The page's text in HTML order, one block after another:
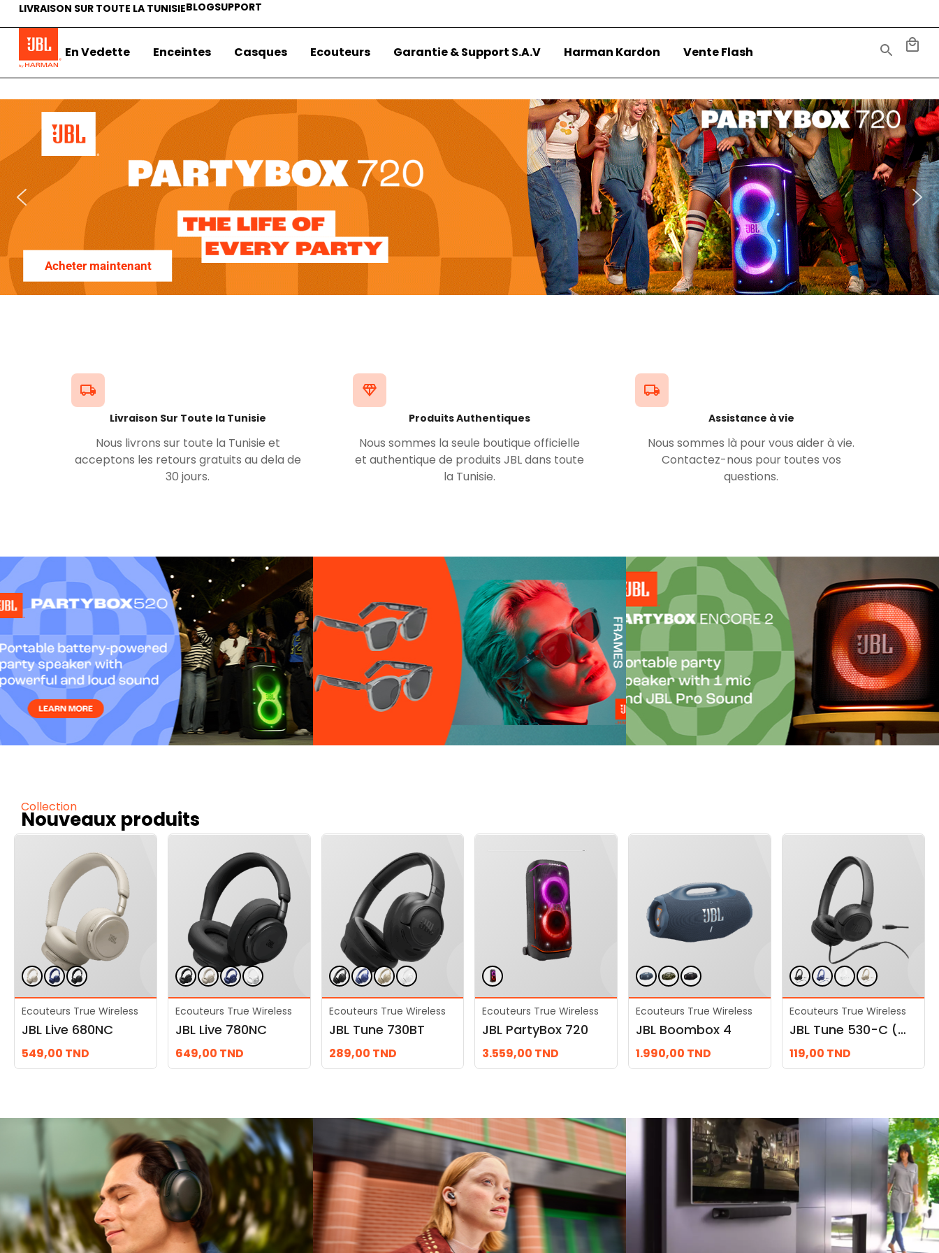
LIVRAISON SUR TOUTE LA TUNISIEBLOGSUPPORT
En Vedette Enceintes Casques Ecouteurs Garantie & Support S.A.V Harman Kardon Vente Flash
Acheter maintenant
Livraison Sur Toute la Tunisie
Nous livrons sur toute la Tunisie et
acceptons les retours gratuits au dela de
30 jours.
Produits Authentiques
Nous sommes la seule boutique officielle
et authentique de produits JBL dans toute
la Tunisie.
Assistance à vie
Nous sommes là pour vous aider à vie.
Contactez-nous pour toutes vos
questions.
Collection
Nouveaux produits
Ecouteurs True Wireless
JBL Live 680NC
549,00 TND
Ecouteurs True Wireless
JBL Live 780NC
649,00 TND
Ecouteurs True Wireless
JBL Tune 730BT
289,00 TND
Ecouteurs True Wireless
JBL PartyBox 720
3.559,00 TND
Ecouteurs True Wireless
JBL Boombox 4
1.990,00 TND
Ecouteurs True Wireless
JBL Tune 530-C (Casque Filaire)
119,00 TND